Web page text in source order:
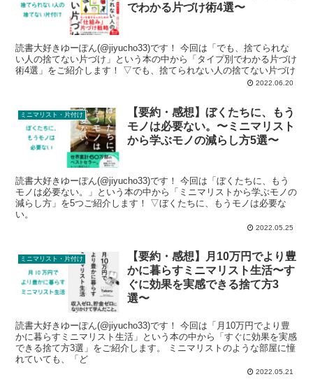
でわかる片づけ術4選〜
読書大好きゆーぽん(@jiyucho33)です！ 今回は「でも、捨てられな
い人の捨てない片づけ」という本の中から「タイプ別でわかる片づけ
術4選」をご紹介します！ ▽でも、捨てられない人の捨てない片づけ
2022.06.20
ミニマリスト・片付け
【要約・感想】ぼくたちに、もう
モノは必要ない。〜ミニマリスト
から学ぶモノの減らし方5選〜
読書大好きゆーぽん(@jiyucho33)です！ 今回は「ぼくたちに、もう
モノは必要ない。」という本の中から「ミニマリストから学ぶモノの
減らし方」を5つご紹介します！ ▽ぼくたちに、もうモノは必要な
い。
2022.05.25
ミニマリスト・片付け
【要約・感想】月10万円でより豊
かに暮らすミニマリスト生活〜す
ぐに効果を実感できる捨て方3
選〜
読書大好きゆーぽん(@jiyucho33)です！ 今回は「月10万円でより豊
かに暮らすミニマリスト生活」という本の中から「すぐに効果を実感
できる捨て方3選」をご紹介します。 ミニマリストのような部屋に憧
れていても、「ど
2022.05.21